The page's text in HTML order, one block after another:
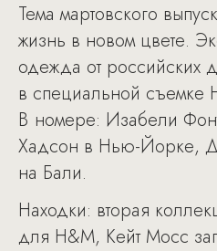
Тема мартовского
жизнь в новом цвете.
одежда от российских
в специальной съемке
В номере: Изабели
Хадсон в Нью-Йорке,
на Бали.
Находки: вторая
для H&M, Кейт Мосс